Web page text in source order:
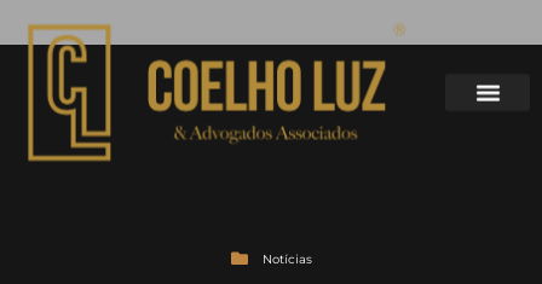
Notícias